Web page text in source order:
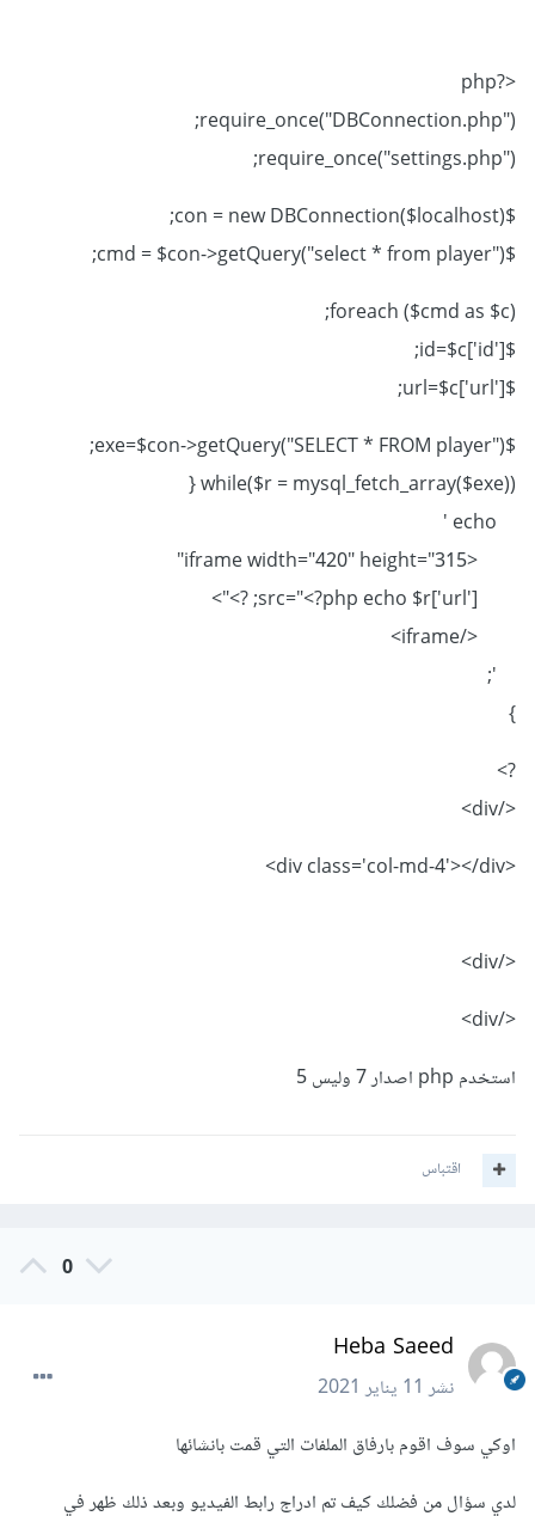
<?php
require_once("DBConnection.php");
require_once("settings.php");
$con = new DBConnection($localhost);
$cmd = $con->getQuery("select * from player");
foreach ($cmd as $c);
$id=$c['id'];
$url=$c['url'];
$exe=$con->getQuery("SELECT * FROM player");
while($r = mysql_fetch_array($exe)) {
<iframe width="420" height="315"
</iframe>
';
}
?>
</div>
<div class='col-md-4'></div>
</div>
</div>
استخدم php اصدار 7 وليس 5
اقتباس
0
Heba Saeed
نشر11 يناير 2021
اوكي سوف اقوم بارفاق الملفات التي قمت بانشائها
لدي سؤال من فضلك كيف تم ادراج رابط الفيديو وبعد ذلك ظهر في